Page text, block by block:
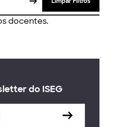
docentes.
do ISEG